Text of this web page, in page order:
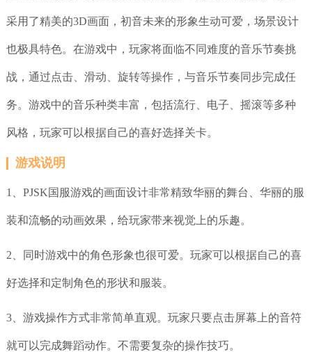
采用了精美的3D画面，初音未来的形象生动可爱，场景设计
也极具特色。在游戏中，玩家将面临不同难度的音乐节奏挑
战，通过点击、滑动、旋转等操作，与音乐节奏同步完成任
务。游戏中的音乐种类丰富，包括流行、电子、摇滚等多种
风格，玩家可以根据自己的喜好选择关卡。
游戏说明
1、PJSK国服游戏的画面设计非常精致华丽的舞台、华丽的服
装和流畅的动画效果，给玩家带来视觉上的乐趣。
2、同时游戏中的角色形象也很可爱。玩家可以根据自己的喜
好选择和定制角色的形状和服装。
3、游戏操作方式非常简单直观。玩家只要点击屏幕上的音符
就可以完成舞蹈动作。不需要复杂的操作技巧。